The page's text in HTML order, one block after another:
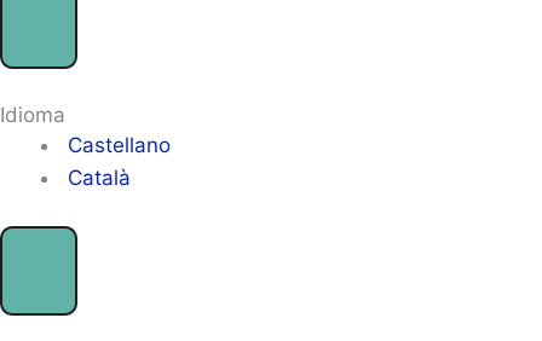
Idioma
Castellano
Català